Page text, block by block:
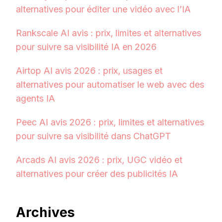
alternatives pour éditer une vidéo avec l’IA
Rankscale AI avis : prix, limites et alternatives
pour suivre sa visibilité IA en 2026
Airtop AI avis 2026 : prix, usages et
alternatives pour automatiser le web avec des
agents IA
Peec AI avis 2026 : prix, limites et alternatives
pour suivre sa visibilité dans ChatGPT
Arcads AI avis 2026 : prix, UGC vidéo et
alternatives pour créer des publicités IA
Archives